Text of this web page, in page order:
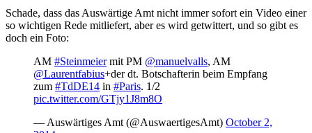
Schade, dass das Auswärtige Amt nicht immer sofort ein Video einer
so wichtigen Rede mitliefert, aber es wird getwittert, und so gibt es
doch ein Foto:
AM #Steinmeiermit PM @manuelvalls, AM
@Laurentfabius+der dt. Botschafterin beim Empfang
zum #TdDE14 in #Paris. 1/2
pic.twitter.com/GTjy1J8m8O
— Auswärtiges Amt (@AuswaertigesAmt) October 2,